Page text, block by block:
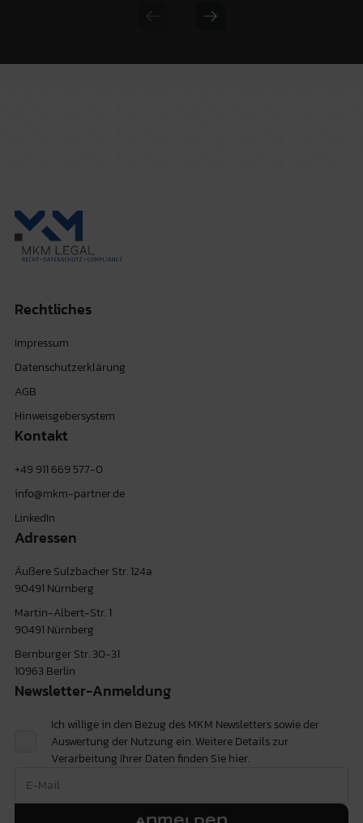
Previous slide
Next slide
Rechtliches
Impressum
Datenschutzerklärung
AGB
Hinweisgebersystem
Kontakt
+49 911 669 577-0
info@mkm-partner.de
LinkedIn
Adressen
Äußere Sulzbacher Str. 124a
90491 Nürnberg
Martin-Albert-Str. 1
90491 Nürnberg
Bernburger Str. 30-31
10963 Berlin
Newsletter-Anmeldung
Ich willige in den Bezug des MKM Newsletters sowie der
Auswertung der Nutzung ein. Weitere Details zur
Verarbeitung Ihrer Daten finden Siehier.